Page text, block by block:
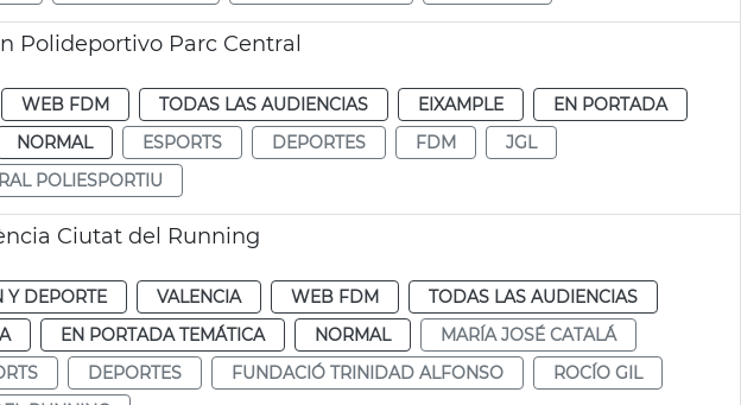
Polideportivo Parc Central
WEB FDM TODAS LAS AUDIENCIAS EIXAMPLE
EN PORTADA
NORMAL ESPORTS DEPORTES FDM
JGL
POLIESPORTIU
Ciutat del Running
Y DEPORTE VALENCIA WEB FDM
TODAS LAS AUDIENCIAS
EN PORTADA TEMÁTICA NORMAL
MARÍA JOSÉ CATALÁ
DEPORTES FUNDACIÓ TRINIDAD ALFONSO
ROCÍO GIL